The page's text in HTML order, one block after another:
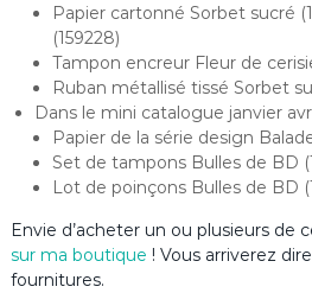
Papier cartonné Sorbet sucré
(159228)
Tampon encreur Fleur de
Ruban métallisé tissé Sorbet
Dans le mini catalogue janvier
Papier de la série design
Set de tampons Bulles de BD
Lot de poinçons Bulles de BD
Envie d’acheter un ou plusieurs de
sur ma boutique ! Vous arriverez
fournitures.